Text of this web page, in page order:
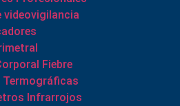
videovigilancia
Fiebre
Termográficas
Infrarrojos